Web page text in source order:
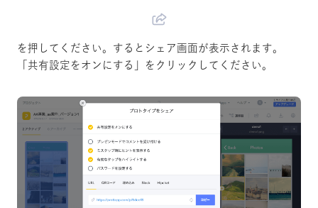
を押してください。するとシェア画面が表示されます。
「共有設定をオンにする」をクリックしてください。